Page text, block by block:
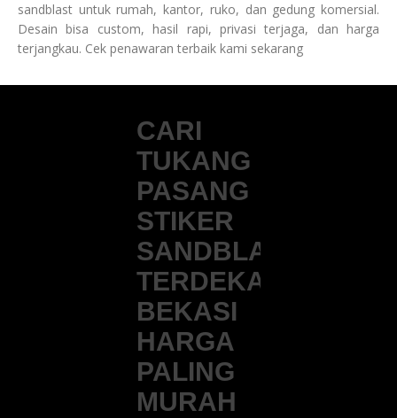
sandblast untuk rumah, kantor, ruko, dan gedung komersial.
Desain bisa custom, hasil rapi, privasi terjaga, dan harga
terjangkau. Cek penawaran terbaik kami sekarang
CARI
TUKANG
PASANG
STIKER
SANDBLAST
TERDEKAT
BEKASI
HARGA
PALING
MURAH